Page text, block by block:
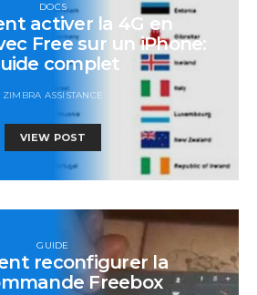
DOCS
activer la 4G en
Free sur un iPhone:
complet
ZIMBRA ASSISTANCE
VIEW POST
GUIDE
reconfigurer la
Freebox